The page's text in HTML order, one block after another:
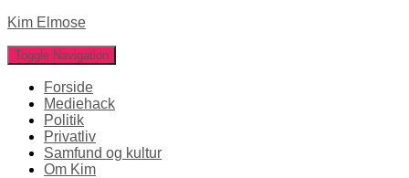
Kim Elmose
Toggle Navigation
Forside
Mediehack
Politik
Privatliv
Samfund og kultur
Om Kim